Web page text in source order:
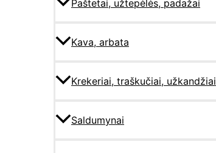
Paštetai, užtepėlės, padažai
Kava, arbata
Krekeriai, traškučiai, užkandžiai
Saldumynai